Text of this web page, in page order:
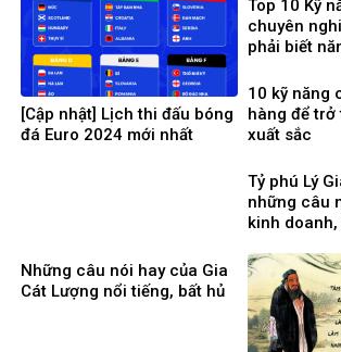
[Cập nhật] Lịch thi đấu bóng
đá Euro 2024 mới nhất
Top 10 Kỹ
chuyên
phải biết
10 kỹ năng
hàng để
xuất sắc
Tỷ phú Lý
những câu
kinh
Những câu nói hay của Gia
Cát Lượng nổi tiếng, bất hủ